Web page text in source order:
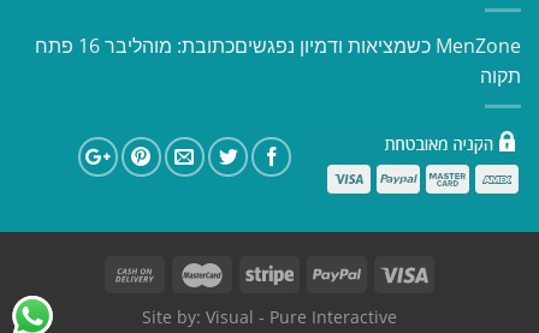
​​MenZone כשמציאות ודמיון נפגשים​ כתובת: מוהליבר 16 פתח
תקוה
Site by: Visual - Pure Interactive